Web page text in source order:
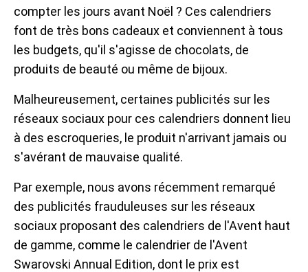
compter les jours avant Noël ? Ces calendriers
font de très bons cadeaux et conviennent à tous
les budgets, qu'il s'agisse de chocolats, de
produits de beauté ou même de bijoux.
Malheureusement, certaines publicités sur les
réseaux sociaux pour ces calendriers donnent lieu
à des escroqueries, le produit n'arrivant jamais ou
s'avérant de mauvaise qualité.
Par exemple, nous avons récemment remarqué
des publicités frauduleuses sur les réseaux
sociaux proposant des calendriers de l'Avent haut
de gamme, comme le calendrier de l'Avent
Swarovski Annual Edition, dont le prix est